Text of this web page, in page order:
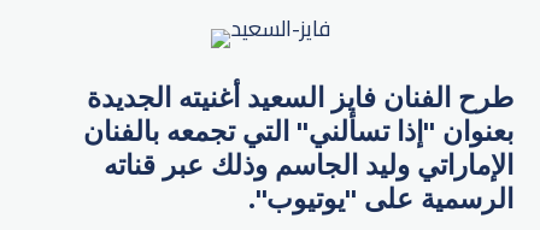
طرح الفنان فايز السعيد أغنيته الجديدة
بعنوان "إذا تسألني" التي تجمعه بالفنان
الإماراتي وليد الجاسم وذلك عبر قناته
الرسمية على "يوتيوب".